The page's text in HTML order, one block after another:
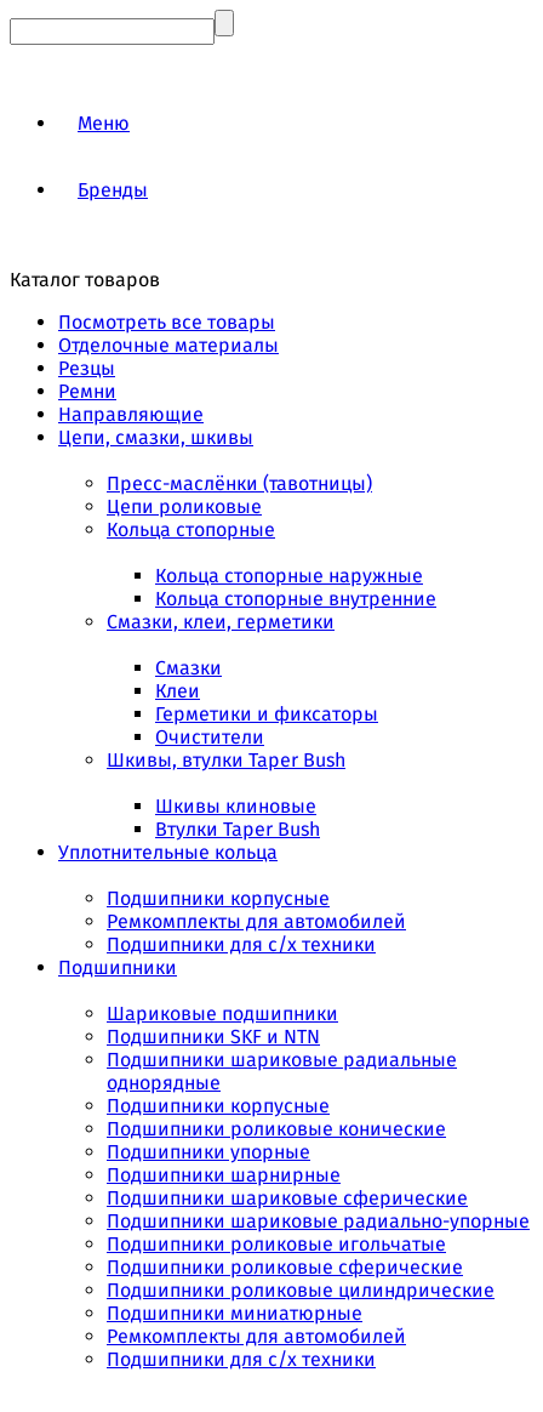
Меню
Бренды
Каталог товаров
Посмотреть все товары
Отделочные материалы
Резцы
Ремни
Направляющие
Цепи, смазки, шкивы
Пресс-маслёнки (тавотницы)
Цепи роликовые
Кольца стопорные
Кольца стопорные наружные
Кольца стопорные внутренние
Смазки, клеи, герметики
Смазки
Клеи
Герметики и фиксаторы
Очистители
Шкивы, втулки Taper Bush
Шкивы клиновые
Втулки Taper Bush
Уплотнительные кольца
Подшипники корпусные
Ремкомплекты для автомобилей
Подшипники для с/х техники
Подшипники
Шариковые подшипники
Подшипники SKF и NTN
Подшипники шариковые радиальные
однорядные
Подшипники корпусные
Подшипники роликовые конические
Подшипники упорные
Подшипники шарнирные
Подшипники шариковые сферические
Подшипники шариковые радиально-упорные
Подшипники роликовые игольчатые
Подшипники роликовые сферические
Подшипники роликовые цилиндрические
Подшипники миниатюрные
Ремкомплекты для автомобилей
Подшипники для с/х техники